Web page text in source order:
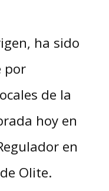
ha sido
por
de la
hoy en
en
Olite.